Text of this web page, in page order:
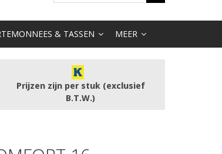
& TASSEN MEER
Prijzen zijn per stuk (exclusief
B.T.W.)